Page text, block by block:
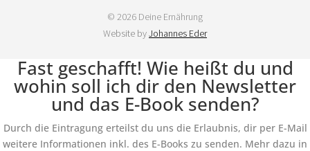
© 2026 Deine Ernährung
Website byJohannes Eder
Fast geschafft! Wie heißt du und
wohin soll ich dir den Newsletter
und das E-Book senden?
Durch die Eintragung erteilst du uns die Erlaubnis, dir per E-Mail
weitere Informationen inkl. des E-Books zu senden. Mehr dazu in